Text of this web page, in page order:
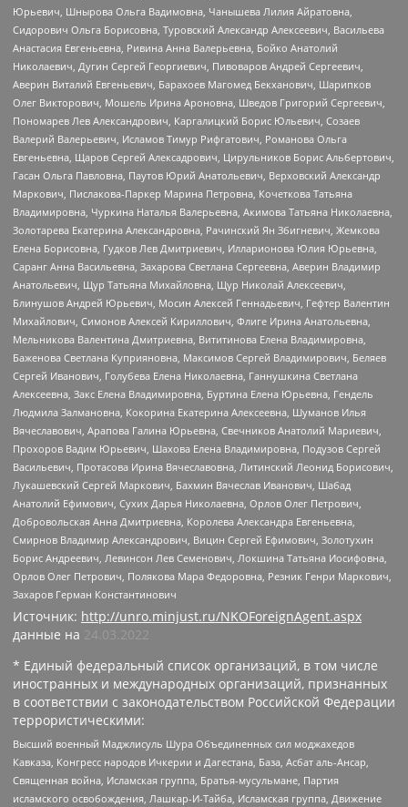
Юрьевич, Шнырова Ольга Вадимовна, Чанышева Лилия Айратовна,
Сидорович Ольга Борисовна, Туровский Александр Алексеевич, Васильева
Анастасия Евгеньевна, Ривина Анна Валерьевна, Бойко Анатолий
Николаевич, Дугин Сергей Георгиевич, Пивоваров Андрей Сергеевич,
Аверин Виталий Евгеньевич, Барахоев Магомед Бекханович, Шарипков
Олег Викторович, Мошель Ирина Ароновна, Шведов Григорий Сергеевич,
Пономарев Лев Александрович, Каргалицкий Борис Юльевич, Созаев
Валерий Валерьевич, Исламов Тимур Рифгатович, Романова Ольга
Евгеньевна, Щаров Сергей Алексадрович, Цирульников Борис Альбертович,
Гасан Ольга Павловна, Паутов Юрий Анатольевич, Верховский Александр
Маркович, Пислакова-Паркер Марина Петровна, Кочеткова Татьяна
Владимировна, Чуркина Наталья Валерьевна, Акимова Татьяна Николаевна,
Золотарева Екатерина Александровна, Рачинский Ян Збигневич, Жемкова
Елена Борисовна, Гудков Лев Дмитриевич, Илларионова Юлия Юрьевна,
Саранг Анна Васильевна, Захарова Светлана Сергеевна, Аверин Владимир
Анатольевич, Щур Татьяна Михайловна, Щур Николай Алексеевич,
Блинушов Андрей Юрьевич, Мосин Алексей Геннадьевич, Гефтер Валентин
Михайлович, Симонов Алексей Кириллович, Флиге Ирина Анатольевна,
Мельникова Валентина Дмитриевна, Вититинова Елена Владимировна,
Баженова Светлана Куприяновна, Максимов Сергей Владимирович, Беляев
Сергей Иванович, Голубева Елена Николаевна, Ганнушкина Светлана
Алексеевна, Закс Елена Владимировна, Буртина Елена Юрьевна, Гендель
Людмила Залмановна, Кокорина Екатерина Алексеевна, Шуманов Илья
Вячеславович, Арапова Галина Юрьевна, Свечников Анатолий Мариевич,
Прохоров Вадим Юрьевич, Шахова Елена Владимировна, Подузов Сергей
Васильевич, Протасова Ирина Вячеславовна, Литинский Леонид Борисович,
Лукашевский Сергей Маркович, Бахмин Вячеслав Иванович, Шабад
Анатолий Ефимович, Сухих Дарья Николаевна, Орлов Олег Петрович,
Добровольская Анна Дмитриевна, Королева Александра Евгеньевна,
Смирнов Владимир Александрович, Вицин Сергей Ефимович, Золотухин
Борис Андреевич, Левинсон Лев Семенович, Локшина Татьяна Иосифовна,
Орлов Олег Петрович, Полякова Мара Федоровна, Резник Генри Маркович,
Захаров Герман Константинович
Источник: http://unro.minjust.ru/NKOForeignAgent.aspx
данные на 24.03.2022
* Единый федеральный список организаций, в том числе
иностранных и международных организаций, признанных
в соответствии с законодательством Российской Федерации
террористическими:
Высший военный Маджлисуль Шура Объединенных сил моджахедов
Кавказа, Конгресс народов Ичкерии и Дагестана, База, Асбат аль-Ансар,
Священная война, Исламская группа, Братья-мусульмане, Партия
исламского освобождения, Лашкар-И-Тайба, Исламская группа, Движение